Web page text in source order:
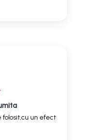
folosit,cu un efect